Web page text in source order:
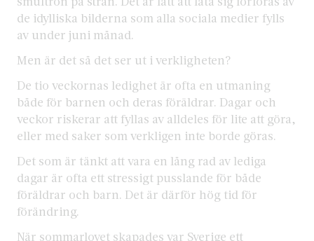
de idylliska bilderna som alla sociala medier fylls
av under juni månad.
Men är det så det ser ut i verkligheten?
De tio veckornas ledighet är ofta en utmaning
både för barnen och deras föräldrar. Dagar och
veckor riskerar att fyllas av alldeles för lite att göra,
eller med saker som verkligen inte borde göras.
Det som är tänkt att vara en lång rad av lediga
dagar är ofta ett stressigt pusslande för både
föräldrar och barn. Det är därför hög tid för
förändring.
När sommarlovet skapades var Sverige ett